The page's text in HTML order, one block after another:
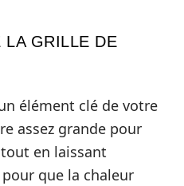
LA GRILLE DE
élément clé de votre
assez grande pour
en laissant
que la chaleur